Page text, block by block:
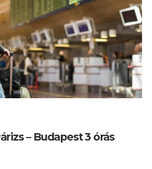
– Budapest 3 órás